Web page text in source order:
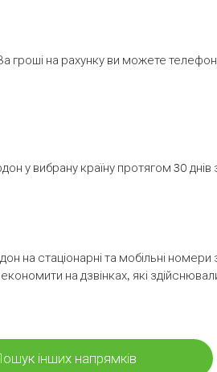
на рахунку ви можете
у вибрану країну протягом 30
на стаціонарні та мобільні
на дзвінках, які
інших напрямків